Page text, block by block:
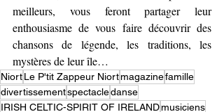
meilleurs, vous feront partager leur
enthousiasme de vous faire découvrir des
chansons de légende, les traditions, les
mystères de leur île…
NiortLe P'tit Zappeur Niortmagazinefamille
divertissementspectacledanse
IRISH CELTIC-SPIRIT OF IRELANDmusiciens